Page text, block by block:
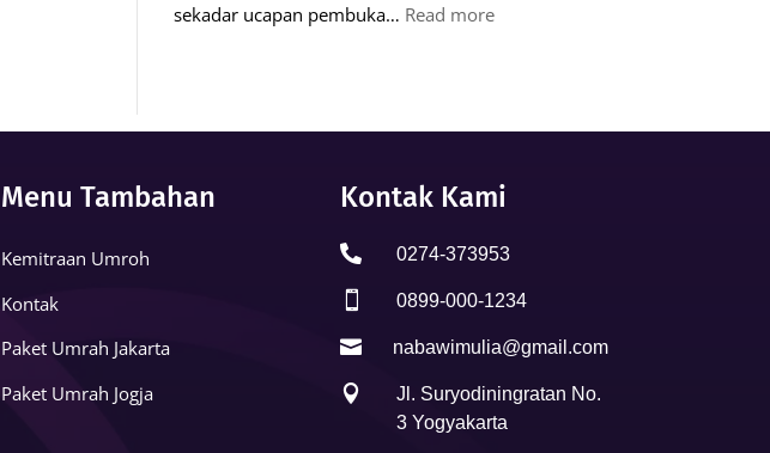
sekadar ucapan pembuka… Read more:
Kehidupan
Menu Tambahan
Kemitraan Umroh
Kontak
Paket Umrah Jakarta
Paket Umrah Jogja
Kontak Kami
 0274-373953
 0899-000-1234
 nabawimulia@gmail.com

Jl. Suryodiningratan No.
3 Yogyakarta